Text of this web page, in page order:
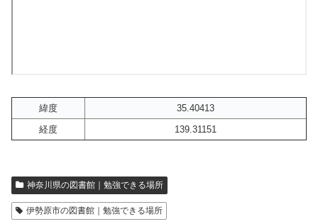
緯度
35.40413
経度
139.31151
神奈川県の図書館｜勉強できる場所
伊勢原市の図書館｜勉強できる場所